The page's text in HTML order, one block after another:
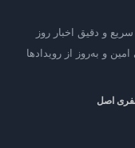
و دقیق اخبار روز
و به‌روز از رویدادها
اصل